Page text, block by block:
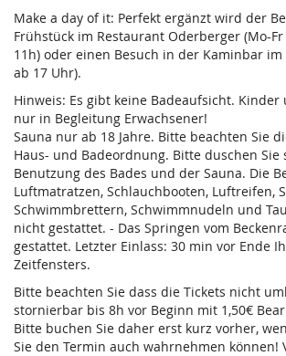
Make a day of it: Perfekt ergänzt wird der
Frühstück im Restaurant Oderberger (Mo-Fr
11h) oder einen Besuch in der Kaminbar im
ab 17 Uhr).
Hinweis: Es gibt keine Badeaufsicht. Kinder
nur in Begleitung Erwachsener!
Sauna nur ab 18 Jahre. Bitte beachten Sie
Haus- und Badeordnung. Bitte duschen Sie
Benutzung des Bades und der Sauna. Die
Luftmatratzen, Schlauchbooten, Luftreifen,
Schwimmbrettern, Schwimmnudeln und
nicht gestattet. - Das Springen vom
gestattet. Letzter Einlass: 30 min vor Ende
Zeitfensters.
Bitte beachten Sie dass die Tickets nicht
stornierbar bis 8h vor Beginn mit 1,50€
Bitte buchen Sie daher erst kurz vorher,
Sie den Termin auch wahrnehmen können!